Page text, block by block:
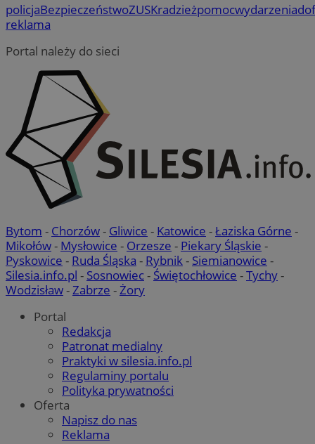
policjaBezpieczeństwoZUSKradzieżpomocwydarzenia
reklama
Portal należy do sieci
Bytom - Chorzów- Gliwice - Katowice -Łaziska Górne -
Mikołów- Mysłowice - Orzesze - Piekary Śląskie -
Pyskowice - Ruda Śląska - Rybnik- Siemianowice -
Silesia.info.pl - Sosnowiec- Świętochłowice -Tychy-
Wodzisław-Zabrze -Żory
Portal
Redakcja
Patronat medialny
Praktyki w silesia.info.pl
Regulaminy portalu
Polityka prywatności
Oferta
Napisz do nas
Reklama